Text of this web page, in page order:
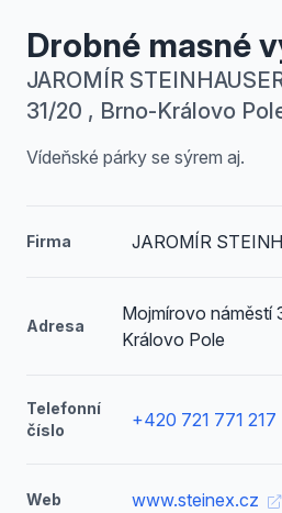
Drobné masné
JAROMÍR
31/20 , Brno-Královo
Vídeňské párky se sýrem aj.
Firma JAROMÍR
Adresa
Mojmírovo náměstí
Královo Pole
Telefonní
číslo
+420 721 771 217
Web www.steinex.cz